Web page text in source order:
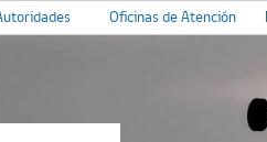
Oficinas de Atención